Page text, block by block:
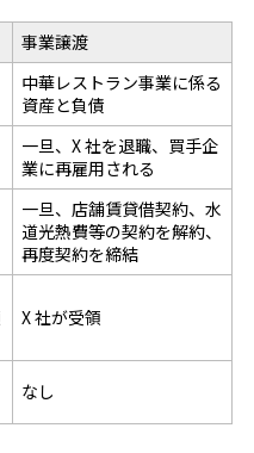
事業譲渡
中華レストラン事業に係る
資産と負債
一旦、X 社を退職、買手企
業に再雇用される
一旦、店舗賃貸借契約、水
道光熱費等の契約を解約、
再度契約を締結
X 社が受領
なし